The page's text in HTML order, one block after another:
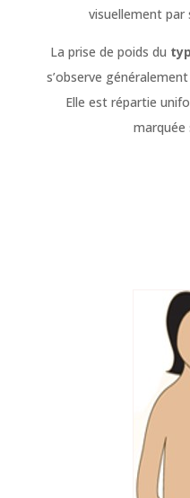
visuellement par
La prise de poids du
s’observe
Elle est répartie
marquée